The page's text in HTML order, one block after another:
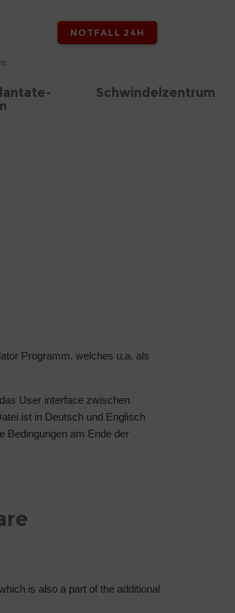
NOTFALL 24H
Schwindelzentrum
Programm, welches u.a. als
User interface zwischen
ist in Deutsch und Englisch
Bedingungen am Ende der
is also a part of the additional